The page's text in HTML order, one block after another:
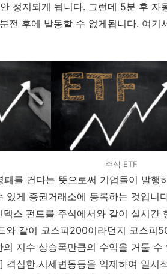
정지되게 됩니다. 그런데 5분 후 자
전 후에 발동할 수 없게됩니다. 여기
주식 ETF
를 건다는 뜻으로써 기업들이 발행
있게 증권거래소에 등록하는 것입니
스 펀드를 주식에서와 같이 실시간
와 같이 코스피200이라던지 코스피
지수 상승폭만큼의 수익을 거둘
격심한 시세변동등을 억제하여 일시